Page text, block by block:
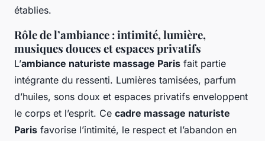
établies.
Rôle de l’ambiance : intimité, lumière,
musiques douces et espaces privatifs
L’ambiance naturiste massage Paris fait partie
intégrante du ressenti. Lumières tamisées, parfum
d’huiles, sons doux et espaces privatifs enveloppent
le corps et l’esprit. Ce cadre massage naturiste
Paris favorise l’intimité, le respect et l’abandon en